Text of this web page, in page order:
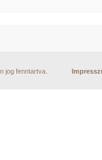
jog fenntartva.